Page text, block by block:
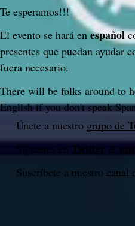
Te esperamos!!!
El evento se hará en español
presentes que puedan ayudar
fuera necesario.
There will be folks around to
English if you don't speak
Únete a nuestro grupo de
Síguenos en Twitter &
Suscríbete a nuestro canal